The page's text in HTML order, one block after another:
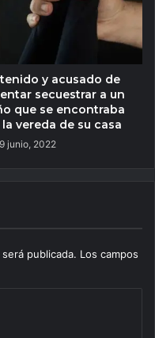
y acusado de
secuestrar a un
que se encontraba
la vereda de su casa
junio, 2022
publicada. Los campos